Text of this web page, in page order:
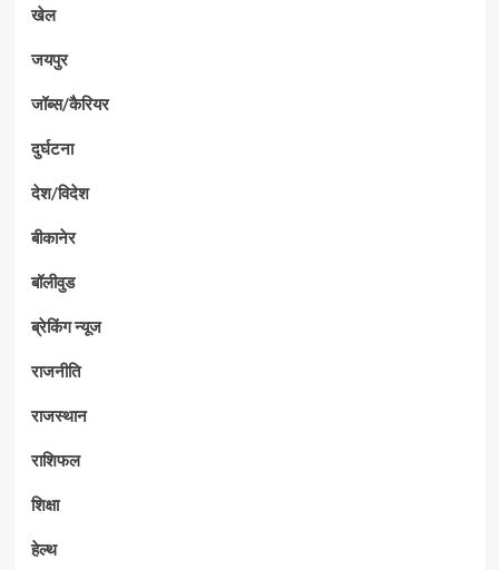
खेल
जयपुर
जॉब्स/कैरियर
दुर्घटना
देश/विदेश
बीकानेर
बॉलीवुड
ब्रेकिंग न्यूज
राजनीति
राजस्थान
राशिफल
शिक्षा
हेल्थ